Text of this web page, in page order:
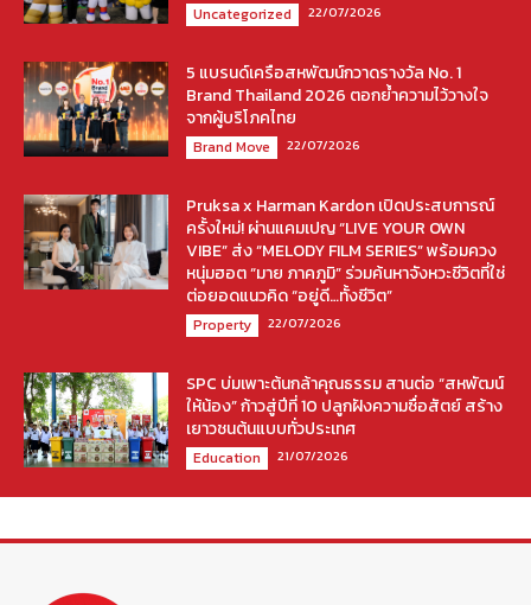
Uncategorized 22/07/2026
5 แบรนด์เครือสหพัฒน์กวาดรางวัล No. 1
Brand Thailand 2026 ตอกย้ำความไว้วางใจ
จากผู้บริโภคไทย
Brand Move 22/07/2026
Pruksa x Harman Kardon เปิดประสบการณ์
ครั้งใหม่! ผ่านแคมเปญ “LIVE YOUR OWN
VIBE” ส่ง “MELODY FILM SERIES” พร้อมควง
หนุ่มฮอต “มาย ภาคภูมิ” ร่วมค้นหาจังหวะชีวิตที่ใช่
ต่อยอดแนวคิด “อยู่ดี…ทั้งชีวิต”
Property 22/07/2026
SPC บ่มเพาะต้นกล้าคุณธรรม สานต่อ “สหพัฒน์
ให้น้อง” ก้าวสู่ปีที่ 10 ปลูกฝังความซื่อสัตย์ สร้าง
เยาวชนต้นแบบทั่วประเทศ
Education 21/07/2026